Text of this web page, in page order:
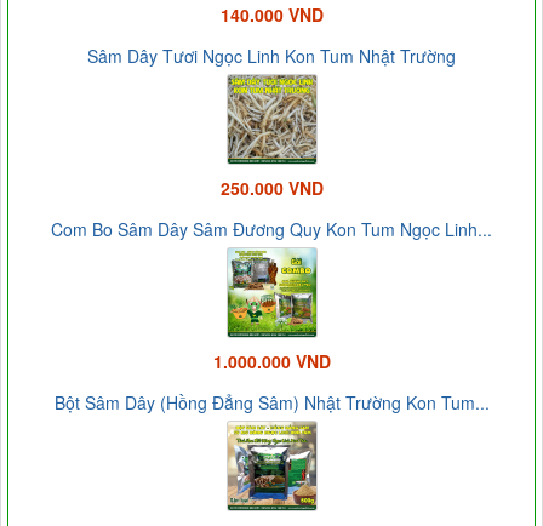
140.000 VND
Sâm Dây Tươi Ngọc Linh Kon Tum Nhật Trường
250.000 VND
Com Bo Sâm Dây Sâm Đương Quy Kon Tum Ngọc Linh...
1.000.000 VND
Bột Sâm Dây (Hồng Đẳng Sâm) Nhật Trường Kon Tum...